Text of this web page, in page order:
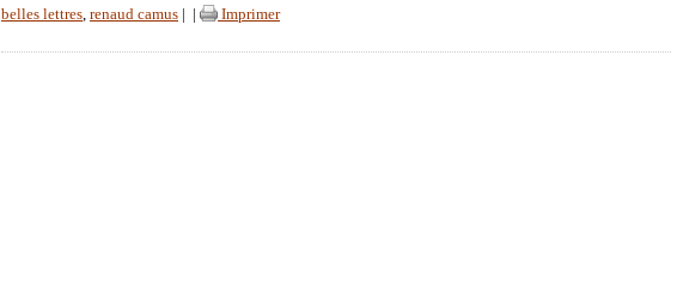
belles lettres, renaud camus Imprimer